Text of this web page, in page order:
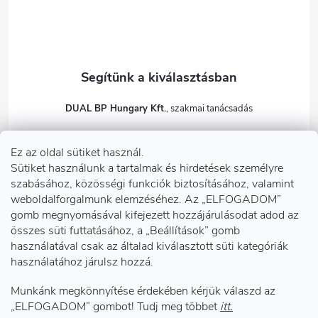
Ez az oldal sütiket használ.
Sütiket használunk a tartalmak és hirdetések személyre
szabásához, közösségi funkciók biztosításához, valamint
weboldalforgalmunk elemzéséhez. Az „ELFOGADOM”
gomb megnyomásával kifejezett hozzájárulásodat adod az
összes süti futtatásához, a „Beállítások” gomb
használatával csak az általad kiválasztott süti kategóriák
használatához járulsz hozzá.
Munkánk megkönnyítése érdekében kérjük válaszd az
„ELFOGADOM” gombot! Tudj meg többet itt.
Információk önnek
Telephelyeink
Facebook
DUAL BP Hungary Kft.
dualbp.hu